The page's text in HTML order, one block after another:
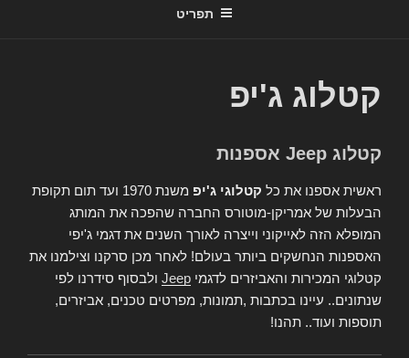
תפריט
קטלוג ג'יפ
קטלוג Jeep אספנות
ראשית אספנו את כל קטלוגי ג'יפ
משנת 1970 ועד תום תקופת
הבעלות של אמריקן-מוטורס החברה שהפכה את המותג
המופלא הזה לאייקוני וייצרה לאורך השנים את דגמי ג'יפי
האספנות הנחשקים ביותר בעולם! לאחר מכן סרקנו וצילמנו את
קטלוגי המכירות והאביזרים לדגמי Jeep ולבסוף סידרנו לפי
שנתונים.. עיינו בכתבות ,תמונות, מפרטים טכנים, אביזרים,
תוספות ועוד.. תהנו!